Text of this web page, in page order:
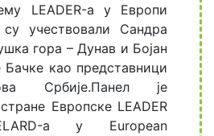
LEADER-а у Европи
учествовали Сандра
гора – Дунав и Бојан
као представници
Србије.Панел је
Европске LEADER
а у European